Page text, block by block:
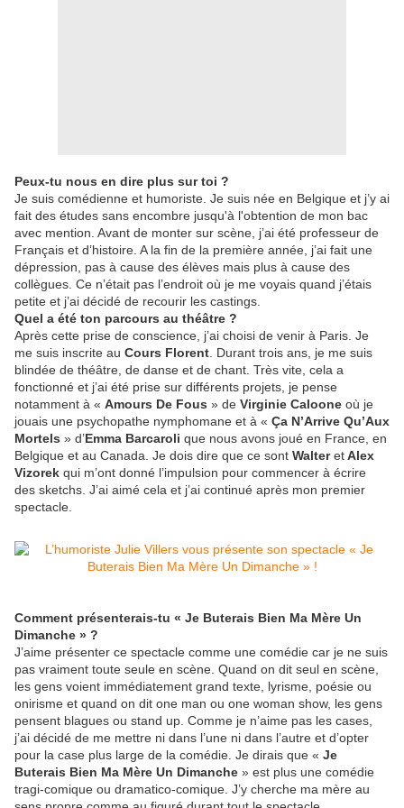
Peux-tu nous en dire plus sur toi ?
Je suis comédienne et humoriste. Je suis née en Belgique et j’y ai
fait des études sans encombre jusqu'à l'obtention de mon bac
avec mention. Avant de monter sur scène, j’ai été professeur de
Français et d’histoire. A la fin de la première année, j’ai fait une
dépression, pas à cause des élèves mais plus à cause des
collègues. Ce n’était pas l’endroit où je me voyais quand j’étais
petite et j’ai décidé de recourir les castings.
Quel a été ton parcours au théâtre ?
Après cette prise de conscience, j’ai choisi de venir à Paris. Je
me suis inscrite au Cours Florent . Durant trois ans, je me suis
blindée de théâtre, de danse et de chant. Très vite, cela a
fonctionné et j’ai été prise sur différents projets, je pense
notamment à « Amours De Fous » de Virginie Caloone où je
jouais une psychopathe nymphomane et à « Ça N’Arrive Qu’Aux
Mortels » d’Emma Barcaroli que nous avons joué en France, en
Belgique et au Canada. Je dois dire que ce sont WalteretAlex
Vizorek qui m’ont donné l’impulsion pour commencer à écrire
des sketchs. J’ai aimé cela et j’ai continué après mon premier
spectacle.
Comment présenterais-tu « Je Buterais Bien Ma Mère Un
Dimanche » ?
J’aime présenter ce spectacle comme une comédie car je ne suis
pas vraiment toute seule en scène. Quand on dit seul en scène,
les gens voient immédiatement grand texte, lyrisme, poésie ou
onirisme et quand on dit one man ou one woman show, les gens
pensent blagues ou stand up. Comme je n’aime pas les cases,
j’ai décidé de me mettre ni dans l’une ni dans l’autre et d’opter
pour la case plus large de la comédie. Je dirais que « Je
Buterais Bien Ma Mère Un Dimanche » est plus une comédie
tragi-comique ou dramatico-comique. J’y cherche ma mère au